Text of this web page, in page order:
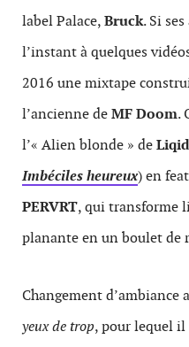
label Palace,Bruck. Si
l’instant à quelques
2016 une mixtape
l’ancienne deMF Doom.
l’« Alien blonde » de
Imbéciles heureux) en
PERVRT, qui transforme
planante en un boulet
Changement d’ambiance
yeux de trop, pour lequel il